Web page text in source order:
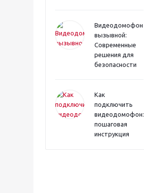
Видеодомофона
вызывной:
Современные
решения для
безопасности
Как
подключить
видеодомофон:
пошаговая
инструкция